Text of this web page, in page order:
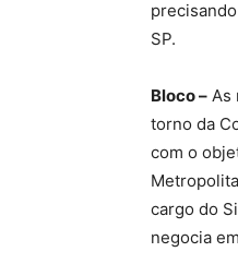
SP.
Bloco – As
torno da
com o
cargo do
negocia